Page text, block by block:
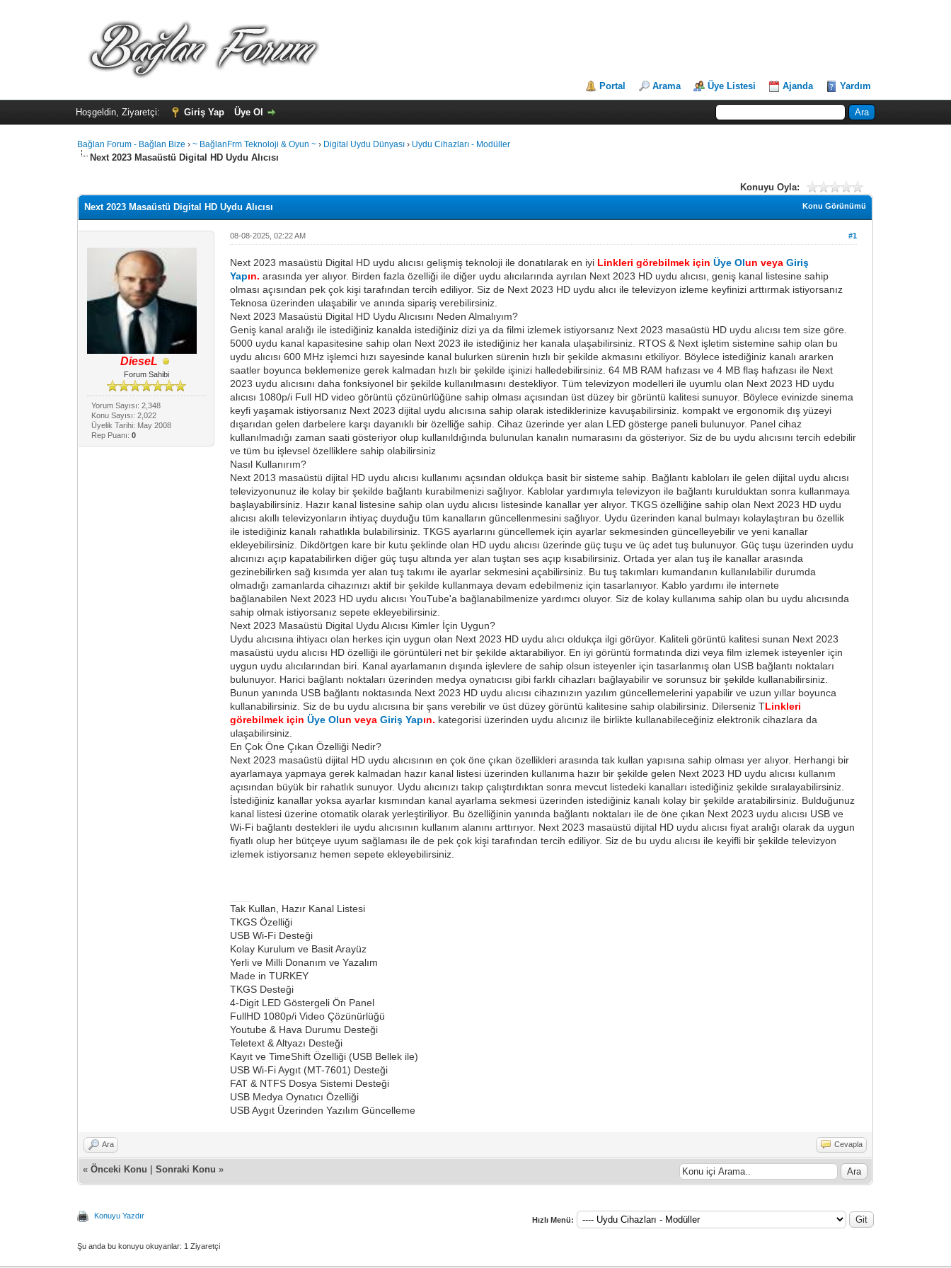
Portal Arama Üye Listesi Ajanda Yardım
Hoşgeldin, Ziyaretçi: Giriş Yap Üye Ol
Bağlan Forum - Bağlan Bize ›~ BağlanFrm Teknoloji & Oyun ~ › Digital Uydu Dünyası › Uydu Cihazları - Modüller
Next 2023 Masaüstü Digital HD Uydu Alıcısı
Konuyu Oyla:
Konu Görünümü
Next 2023 Masaüstü Digital HD Uydu Alıcısı
DieseL
Forum Sahibi
Yorum Sayısı: 2,348
Konu Sayısı: 2,022
Üyelik Tarihi: May 2008
Rep Puanı: 0
#1
08-08-2025, 02:22 AM
Next 2023 masaüstü Digital HD uydu alıcısı gelişmiş teknoloji ile donatılarak en iyi Linkleri görebilmek içinÜye Olun veyaGiriş
Yapın. arasında yer alıyor. Birden fazla özelliği ile diğer uydu alıcılarında ayrılan Next 2023 HD uydu alıcısı, geniş kanal listesine sahip
olması açısından pek çok kişi tarafından tercih ediliyor. Siz de Next 2023 HD uydu alıcı ile televizyon izleme keyfinizi arttırmak istiyorsanız
Teknosa üzerinden ulaşabilir ve anında sipariş verebilirsiniz.
Next 2023 Masaüstü Digital HD Uydu Alıcısını Neden Almalıyım?
Geniş kanal aralığı ile istediğiniz kanalda istediğiniz dizi ya da filmi izlemek istiyorsanız Next 2023 masaüstü HD uydu alıcısı tem size göre.
5000 uydu kanal kapasitesine sahip olan Next 2023 ile istediğiniz her kanala ulaşabilirsiniz. RTOS & Next işletim sistemine sahip olan bu
uydu alıcısı 600 MHz işlemci hızı sayesinde kanal bulurken sürenin hızlı bir şekilde akmasını etkiliyor. Böylece istediğiniz kanalı ararken
saatler boyunca beklemenize gerek kalmadan hızlı bir şekilde işinizi halledebilirsiniz. 64 MB RAM hafızası ve 4 MB flaş hafızası ile Next
2023 uydu alıcısını daha fonksiyonel bir şekilde kullanılmasını destekliyor. Tüm televizyon modelleri ile uyumlu olan Next 2023 HD uydu
alıcısı 1080p/i Full HD video görüntü çözünürlüğüne sahip olması açısından üst düzey bir görüntü kalitesi sunuyor. Böylece evinizde sinema
keyfi yaşamak istiyorsanız Next 2023 dijital uydu alıcısına sahip olarak istediklerinize kavuşabilirsiniz. kompakt ve ergonomik dış yüzeyi
dışarıdan gelen darbelere karşı dayanıklı bir özelliğe sahip. Cihaz üzerinde yer alan LED gösterge paneli bulunuyor. Panel cihaz
kullanılmadığı zaman saati gösteriyor olup kullanıldığında bulunulan kanalın numarasını da gösteriyor. Siz de bu uydu alıcısını tercih edebilir
ve tüm bu işlevsel özelliklere sahip olabilirsiniz
Nasıl Kullanırım?
Next 2013 masaüstü dijital HD uydu alıcısı kullanımı açsından oldukça basit bir sisteme sahip. Bağlantı kabloları ile gelen dijital uydu alıcısı
televizyonunuz ile kolay bir şekilde bağlantı kurabilmenizi sağlıyor. Kablolar yardımıyla televizyon ile bağlantı kurulduktan sonra kullanmaya
başlayabilirsiniz. Hazır kanal listesine sahip olan uydu alıcısı listesinde kanallar yer alıyor. TKGS özelliğine sahip olan Next 2023 HD uydu
alıcısı akıllı televizyonların ihtiyaç duyduğu tüm kanalların güncellenmesini sağlıyor. Uydu üzerinden kanal bulmayı kolaylaştıran bu özellik
ile istediğiniz kanalı rahatlıkla bulabilirsiniz. TKGS ayarlarını güncellemek için ayarlar sekmesinden güncelleyebilir ve yeni kanallar
ekleyebilirsiniz. Dikdörtgen kare bir kutu şeklinde olan HD uydu alıcısı üzerinde güç tuşu ve üç adet tuş bulunuyor. Güç tuşu üzerinden uydu
alıcınızı açıp kapatabilirken diğer güç tuşu altında yer alan tuştan ses açıp kısabilirsiniz. Ortada yer alan tuş ile kanallar arasında
gezinebilirken sağ kısımda yer alan tuş takımı ile ayarlar sekmesini açabilirsiniz. Bu tuş takımları kumandanın kullanılabilir durumda
olmadığı zamanlarda cihazınızı aktif bir şekilde kullanmaya devam edebilmeniz için tasarlanıyor. Kablo yardımı ile internete
bağlanabilen Next 2023 HD uydu alıcısı YouTube'a bağlanabilmenize yardımcı oluyor. Siz de kolay kullanıma sahip olan bu uydu alıcısında
sahip olmak istiyorsanız sepete ekleyebilirsiniz.
Next 2023 Masaüstü Digital Uydu Alıcısı Kimler İçin Uygun?
Uydu alıcısına ihtiyacı olan herkes için uygun olan Next 2023 HD uydu alıcı oldukça ilgi görüyor. Kaliteli görüntü kalitesi sunan Next 2023
masaüstü uydu alıcısı HD özelliği ile görüntüleri net bir şekilde aktarabiliyor. En iyi görüntü formatında dizi veya film izlemek isteyenler için
uygun uydu alıcılarından biri. Kanal ayarlamanın dışında işlevlere de sahip olsun isteyenler için tasarlanmış olan USB bağlantı noktaları
bulunuyor. Harici bağlantı noktaları üzerinden medya oynatıcısı gibi farklı cihazları bağlayabilir ve sorunsuz bir şekilde kullanabilirsiniz.
Bunun yanında USB bağlantı noktasında Next 2023 HD uydu alıcısı cihazınızın yazılım güncellemelerini yapabilir ve uzun yıllar boyunca
kullanabilirsiniz. Siz de bu uydu alıcısına bir şans verebilir ve üst düzey görüntü kalitesine sahip olabilirsiniz. Dilerseniz TLinkleri
görebilmek içinÜye Olun veyaGiriş Yapın. kategorisi üzerinden uydu alıcınız ile birlikte kullanabileceğiniz elektronik cihazlara da
ulaşabilirsiniz.
En Çok Öne Çıkan Özelliği Nedir?
Next 2023 masaüstü dijital HD uydu alıcısının en çok öne çıkan özellikleri arasında tak kullan yapısına sahip olması yer alıyor. Herhangi bir
ayarlamaya yapmaya gerek kalmadan hazır kanal listesi üzerinden kullanıma hazır bir şekilde gelen Next 2023 HD uydu alıcısı kullanım
açısından büyük bir rahatlık sunuyor. Uydu alıcınızı takıp çalıştırdıktan sonra mevcut listedeki kanalları istediğiniz şekilde sıralayabilirsiniz.
İstediğiniz kanallar yoksa ayarlar kısmından kanal ayarlama sekmesi üzerinden istediğiniz kanalı kolay bir şekilde aratabilirsiniz. Bulduğunuz
kanal listesi üzerine otomatik olarak yerleştiriliyor. Bu özelliğinin yanında bağlantı noktaları ile de öne çıkan Next 2023 uydu alıcısı USB ve
Wi-Fi bağlantı destekleri ile uydu alıcısının kullanım alanını arttırıyor. Next 2023 masaüstü dijital HD uydu alıcısı fiyat aralığı olarak da uygun
fiyatlı olup her bütçeye uyum sağlaması ile de pek çok kişi tarafından tercih ediliyor. Siz de bu uydu alıcısı ile keyifli bir şekilde televizyon
izlemek istiyorsanız hemen sepete ekleyebilirsiniz.
Tak Kullan, Hazır Kanal Listesi
TKGS Özelliği
USB Wi-Fi Desteği
Kolay Kurulum ve Basit Arayüz
Yerli ve Milli Donanım ve Yazalım
Made in TURKEY
TKGS Desteği
4-Digit LED Göstergeli Ön Panel
FullHD 1080p/i Video Çözünürlüğü
Youtube & Hava Durumu Desteği
Teletext & Altyazı Desteği
Kayıt ve TimeShift Özelliği (USB Bellek ile)
USB Wi-Fi Aygıt (MT-7601) Desteği
FAT & NTFS Dosya Sistemi Desteği
USB Medya Oynatıcı Özelliği
USB Aygıt Üzerinden Yazılım Güncelleme
Ara Cevapla
«Önceki Konu |Sonraki Konu »
Konuyu Yazdır Hızlı Menü:
Şu anda bu konuyu okuyanlar: 1 Ziyaretçi